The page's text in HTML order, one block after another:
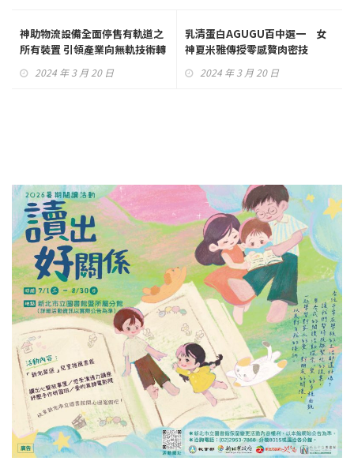
神助物流設備全面停售有軌道之
所有裝置 引領產業向無軌技術轉
2024 年 3 月 20 日
乳清蛋白AGUGU百中選一 女
神夏米雅傳授零感贅肉密技
2024 年 3 月 20 日